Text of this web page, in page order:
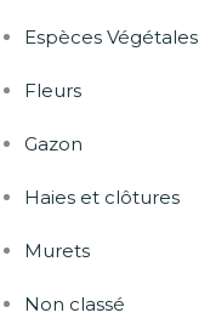
Espèces Végétales
Fleurs
Gazon
Haies et clôtures
Murets
Non classé